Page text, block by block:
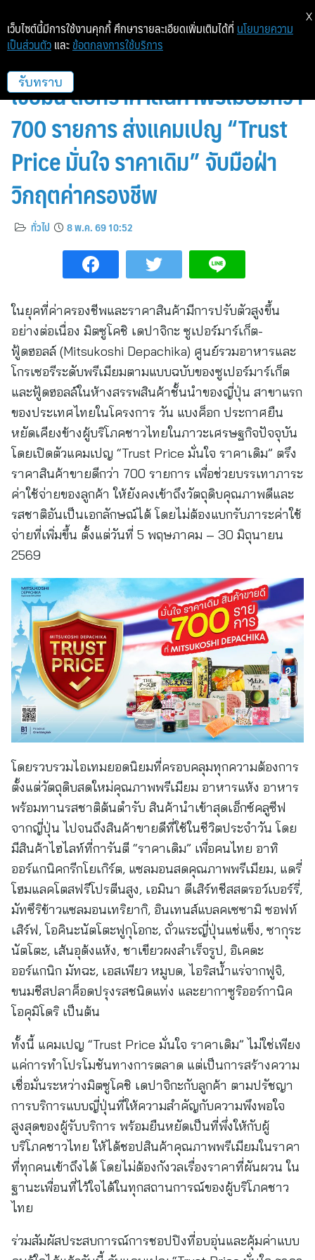
“มิตซูโคชิ เดปาจิกะ” สร้างความ
เชื่อมั่น ล็อกราคาสินค้าพรีเมียมกว่า
700 รายการ ส่งแคมเปญ “Trust
Price มั่นใจ ราคาเดิม” จับมือฝ่า
วิกฤตค่าครองชีพ
ทั่วไป 8 พ.ค. 69 10:52
ในยุคที่ค่าครองชีพและราคาสินค้ามีการปรับตัวสูงขึ้น
อย่างต่อเนื่อง มิตซูโคชิ เดปาจิกะ ซูเปอร์มาร์เก็ต-
ฟู้ดฮอลล์ (Mitsukoshi Depachika) ศูนย์รวมอาหารและ
โกรเซอรีระดับพรีเมียมตามแบบฉบับของซูเปอร์มาร์เก็ต
และฟู้ดฮอลล์ในห้างสรรพสินค้าชั้นนําของญี่ปุ่น สาขาแรก
ของประเทศไทยในโครงการ วัน แบงค็อก ประกาศยืน
หยัดเคียงข้างผู้บริโภคชาวไทยในภาวะเศรษฐกิจปัจจุบัน
โดยเปิดตัวแคมเปญ “Trust Price มั่นใจ ราคาเดิม” ตรึง
ราคาสินค้าขายดีกว่า 700 รายการ เพื่อช่วยบรรเทาภาระ
ค่าใช้จ่ายของลูกค้า ให้ยังคงเข้าถึงวัตถุดิบคุณภาพดีและ
รสชาติอันเป็นเอกลักษณ์ได้ โดยไม่ต้องแบกรับภาระค่าใช้
จ่ายที่เพิ่มขึ้น ตั้งแต่วันที่ 5 พฤษภาคม – 30 มิถุนายน
2569
โดยรวบรวมไอเทมยอดนิยมที่ครอบคลุมทุกความต้องการ
ตั้งแต่วัตถุดิบสดใหม่คุณภาพพรีเมียม อาหารแห้ง อาหาร
พร้อมทานรสชาติต้นตำรับ สินค้านำเข้าสุดเอ็กซ์คลูซีฟ
จากญี่ปุ่น ไปจนถึงสินค้าขายดีที่ใช้ในชีวิตประจำวัน โดย
มีสินค้าไฮไลท์ที่การันตี “ราคาเดิม” เพื่อคนไทย อาทิ
ออร์แกนิคกรีกโยเกิร์ต, แซลมอนสดคุณภาพพรีเมียม, แดรี่
โฮมแลคโตสฟรีโปรตีนสูง, เอมินา ดีเสิร์ทชีสสตรอว์เบอร์รี่,
มัทซึริข้าวแซลมอนเทริยากิ, อินเทนส์แบลคเซซามิ ซอฟท์
เสิร์ฟ, โอคินะนัตโตะฟูกุโอกะ, ถั่วแระญี่ปุ่นแช่แข็ง, ซากุระ
นัตโตะ, เส้นอุด้งแห้ง, ชาเขียวผงสำเร็จรูป, อิเคดะ
ออร์แกนิก มัทฉะ, เอสเพียว หมูบด, ไอริสน้ำแร่จากฟูจิ,
ขนมชีสปลาค็อดปรุงรสชนิดแท่ง และยากาซูริออร์กานิค
โอคุมิโดริ เป็นต้น
ทั้งนี้ แคมเปญ “Trust Price มั่นใจ ราคาเดิม” ไม่ใช่เพียง
แค่การทำโปรโมชันทางการตลาด แต่เป็นการสร้างความ
เชื่อมั่นระหว่างมิตซูโคชิ เดปาจิกะกับลูกค้า ตามปรัชญา
การบริการแบบญี่ปุ่นที่ให้ความสำคัญกับความพึงพอใจ
สูงสุดของผู้รับบริการ พร้อมยืนหยัดเป็นที่พึ่งให้กับผู้
บริโภคชาวไทย ให้ได้ชอปสินค้าคุณภาพพรีเมียมในราคา
ที่ทุกคนเข้าถึงได้ โดยไม่ต้องกังวลเรื่องราคาที่ผันผวน ใน
ฐานะเพื่อนที่ไว้ใจได้ในทุกสถานการณ์ของผู้บริโภคชาว
ไทย
ร่วมสัมผัสประสบการณ์การชอปปิงที่อบอุ่นและคุ้มค่าแบบ
เว็บไซต์นี้มีการใช้งานคุกกี้ ศึกษารายละเอียดเพิ่มเติมได้ที่ นโยบายความ
เป็นส่วนตัว และ ข้อตกลงการใช้บริการ
รับทราบ
X